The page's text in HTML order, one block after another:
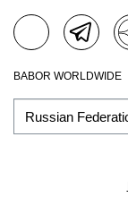
BABOR WORLDWIDE